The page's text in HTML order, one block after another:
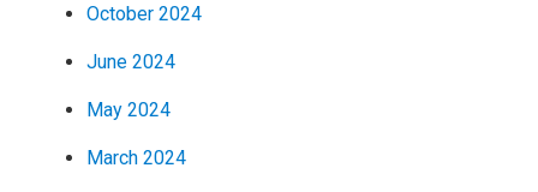
October 2024
June 2024
May 2024
March 2024